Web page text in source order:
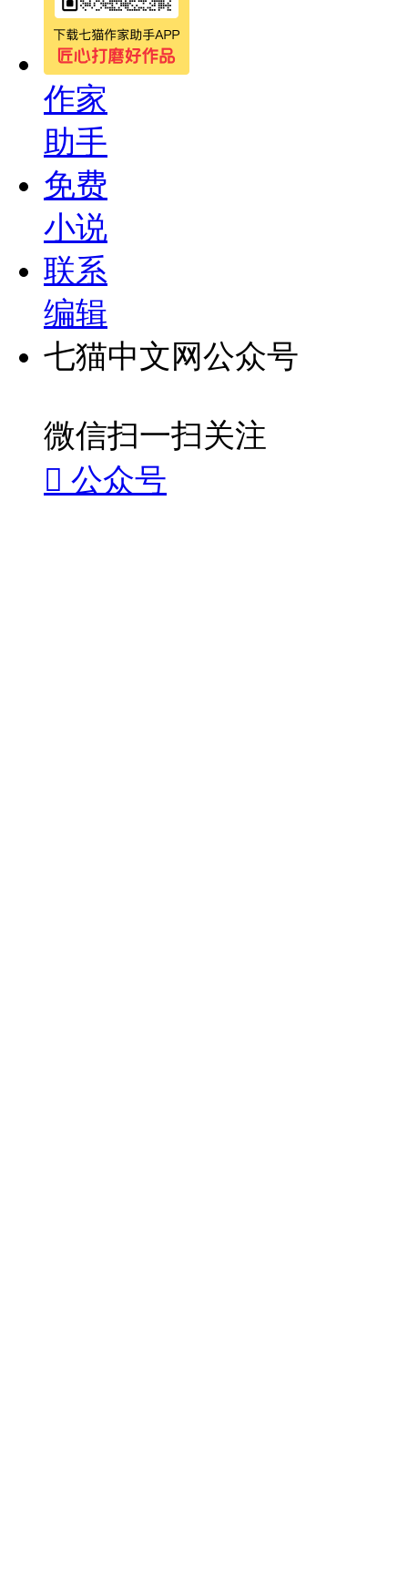
作家
助手
免费
小说
联系
编辑
七猫中文网公众号
微信扫一扫关注
 公众号